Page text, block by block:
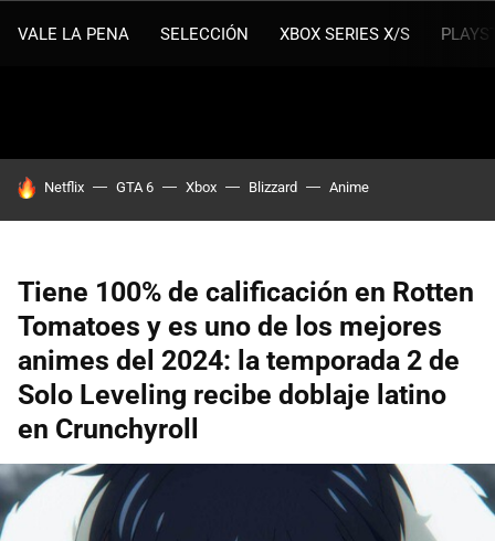
VALE LA PENA SELECCIÓN XBOX SERIES X/S
HOY SE HABLA DE
Netflix GTA 6 Xbox Blizzard Anime
Tiene 100% de calificación en Rotten
Tomatoes y es uno de los mejores
animes del 2024: la temporada 2 de
Solo Leveling recibe doblaje latino
en Crunchyroll